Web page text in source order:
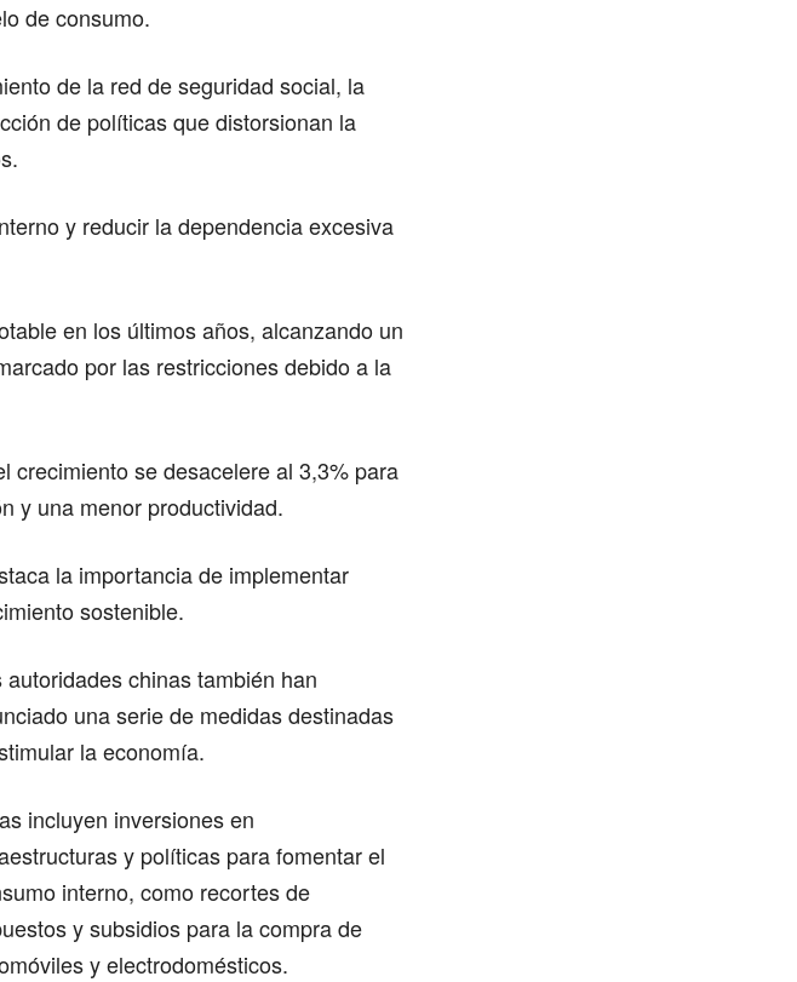
de consumo.
de la red de seguridad social, la
de políticas que distorsionan la
y reducir la dependencia excesiva
en los últimos años, alcanzando un
por las restricciones debido a la
crecimiento se desacelere al 3,3% para
y una menor productividad.
la importancia de implementar
sostenible.
autoridades chinas también han
una serie de medidas destinadas
la economía.
incluyen inversiones en
y políticas para fomentar el
interno, como recortes de
y subsidios para la compra de
y electrodomésticos.